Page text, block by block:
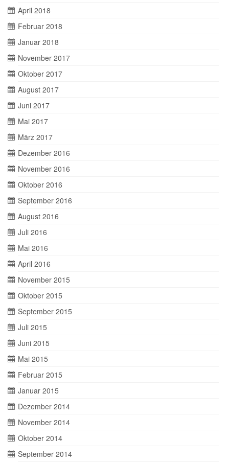
April 2018
Februar 2018
Januar 2018
November 2017
Oktober 2017
August 2017
Juni 2017
Mai 2017
März 2017
Dezember 2016
November 2016
Oktober 2016
September 2016
August 2016
Juli 2016
Mai 2016
April 2016
November 2015
Oktober 2015
September 2015
Juli 2015
Juni 2015
Mai 2015
Februar 2015
Januar 2015
Dezember 2014
November 2014
Oktober 2014
September 2014